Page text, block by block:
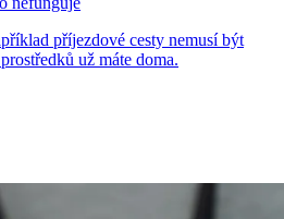
příjezdové cesty nemusí být
už máte doma.